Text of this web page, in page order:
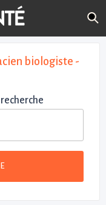
biologiste -